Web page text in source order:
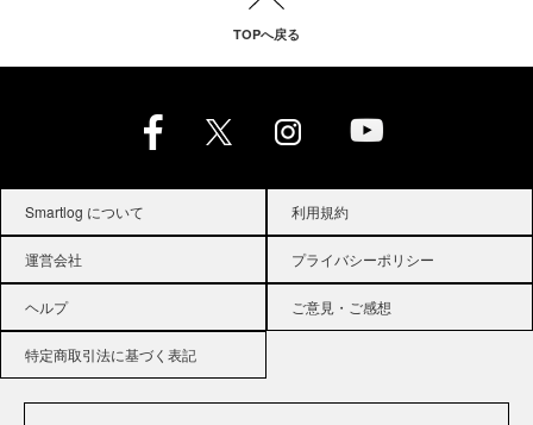
TOPへ戻る
Smartlog について 利用規約
運営会社 プライバシーポリシー
ヘルプ ご意見・ご感想
特定商取引法に基づく表記